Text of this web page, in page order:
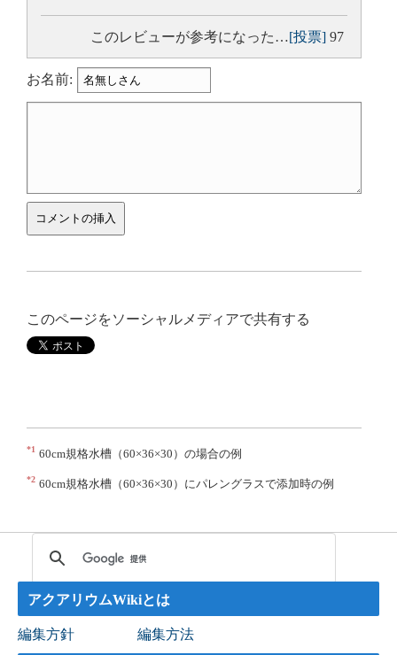
このレビューが参考になった…[投票] 97
お名前:
このページをソーシャルメディアで共有する
*1 60cm規格水槽（60×36×30）の場合の例
*2 60cm規格水槽（60×36×30）にパレングラスで添加時の例
アクアリウムWikiとは
編集方針 編集方法